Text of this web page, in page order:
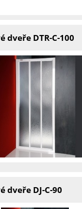
dveře DTR-C-100
dveře DJ-C-90